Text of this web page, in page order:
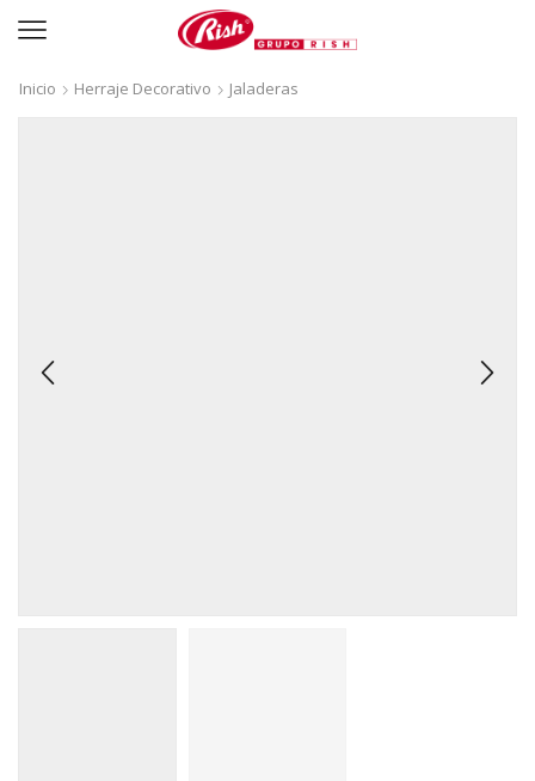
Inicio Herraje Decorativo Jaladeras